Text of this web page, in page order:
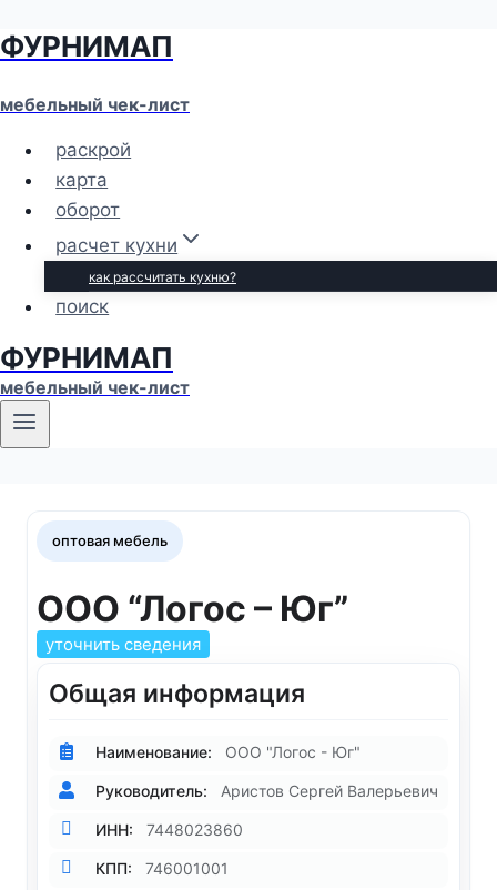
Перейти
содержимому
ФУРНИМАП
мебельный чек-лист
раскрой
карта
оборот
расчет кухни
как рассчитать кухню?
поиск
ФУРНИМАП
мебельный чек-лист
оптовая мебель
ООО “Логос – Юг”
уточнить сведения
Общая информация
Наименование: ООО "Логос - Юг"
Руководитель: Аристов Сергей Валерьевич
ИНН: 7448023860
КПП: 746001001